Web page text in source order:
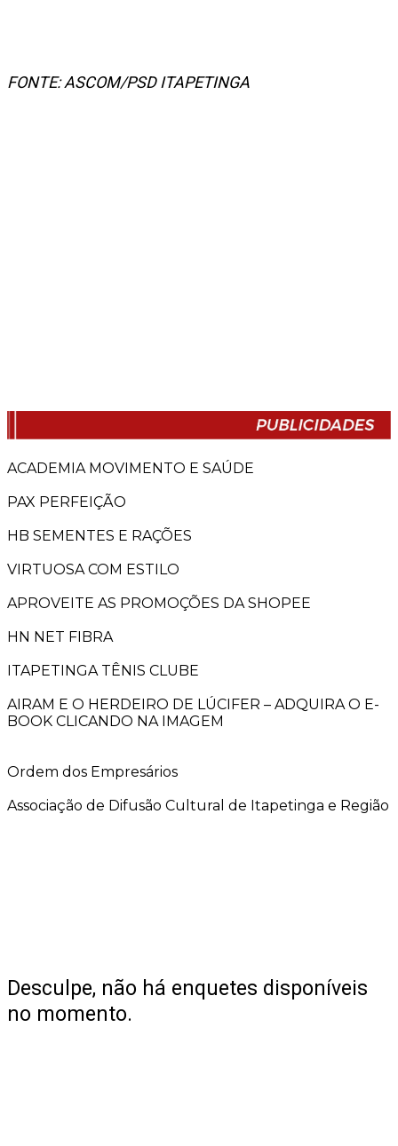
FONTE: ASCOM/PSD ITAPETINGA
ACADEMIA MOVIMENTO E SAÚDE
PAX PERFEIÇÃO
HB SEMENTES E RAÇÕES
VIRTUOSA COM ESTILO
APROVEITE AS PROMOÇÕES DA SHOPEE
HN NET FIBRA
ITAPETINGA TÊNIS CLUBE
AIRAM E O HERDEIRO DE LÚCIFER – ADQUIRA O E-
BOOK CLICANDO NA IMAGEM
Ordem dos Empresários
Associação de Difusão Cultural de Itapetinga e Região
Desculpe, não há enquetes disponíveis
no momento.